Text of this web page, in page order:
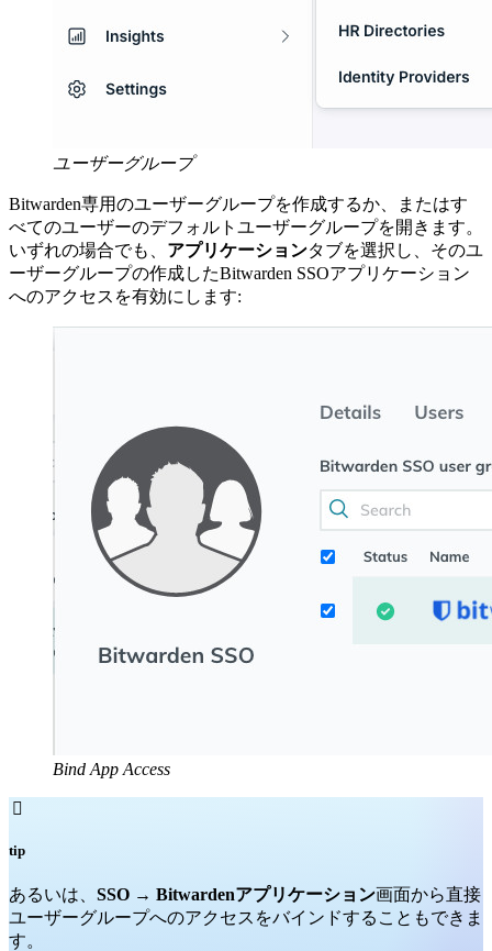
ユーザーグループ
Bitwarden専用のユーザーグループを作成するか、またはす
べてのユーザーのデフォルトユーザーグループを開きます。
いずれの場合でも、 アプリケーションタブを選択し、そのユ
ーザーグループの作成したBitwarden SSOアプリケーション
へのアクセスを有効にします:
Bind App Access

tip
あるいは、 SSO → Bitwardenアプリケーション画面から直接
ユーザーグループへのアクセスをバインドすることもできま
す。